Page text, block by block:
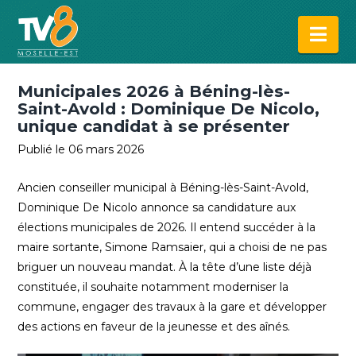
Municipales 2026 à Béning-lès-
Saint-Avold : Dominique De Nicolo,
unique candidat à se présenter
Publié le 06 mars 2026
Ancien conseiller municipal à Béning-lès-Saint-Avold,
Dominique De Nicolo annonce sa candidature aux
élections municipales de 2026. Il entend succéder à la
maire sortante, Simone Ramsaier, qui a choisi de ne pas
briguer un nouveau mandat. À la tête d’une liste déjà
constituée, il souhaite notamment moderniser la
commune, engager des travaux à la gare et développer
des actions en faveur de la jeunesse et des aînés.